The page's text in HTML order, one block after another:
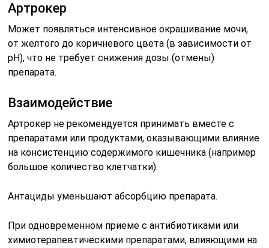
Артрокер
Может появляться интенсивное окрашивание мочи,
от желтого до коричневого цвета (в зависимости от
рН), что не требует снижения дозы (отмены)
препарата.
Взаимодействие
Артрокер не рекомендуется принимать вместе с
препаратами или продуктами, оказывающими влияние
на консистенцию содержимого кишечника (например
большое количество клетчатки).
Антациды уменьшают абсорбцию препарата.
При одновременном приеме с антибиотиками или
химиотерапевтическими препаратами, влияющими на